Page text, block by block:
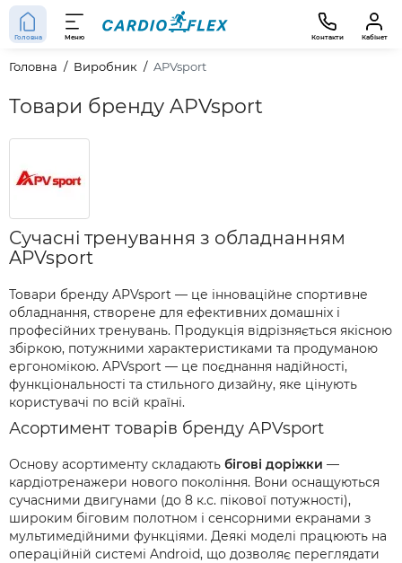
Головна Меню Контакти Кабінет
Головна Виробник APVsport
Товари бренду APVsport
Сучасні тренування з обладнанням
APVsport
Товари бренду APVsport — це інноваційне спортивне
обладнання, створене для ефективних домашніх і
професійних тренувань. Продукція відрізняється якісною
збіркою, потужними характеристиками та продуманою
ергономікою. APVsport — це поєднання надійності,
функціональності та стильного дизайну, яке цінують
користувачі по всій країні.
Асортимент товарів бренду APVsport
Основу асортименту складають бігові доріжки —
кардіотренажери нового покоління. Вони оснащуються
сучасними двигунами (до 8 к.с. пікової потужності),
широким біговим полотном і сенсорними екранами з
мультимедійними функціями. Деякі моделі працюють на
операційній системі Android, що дозволяє переглядати